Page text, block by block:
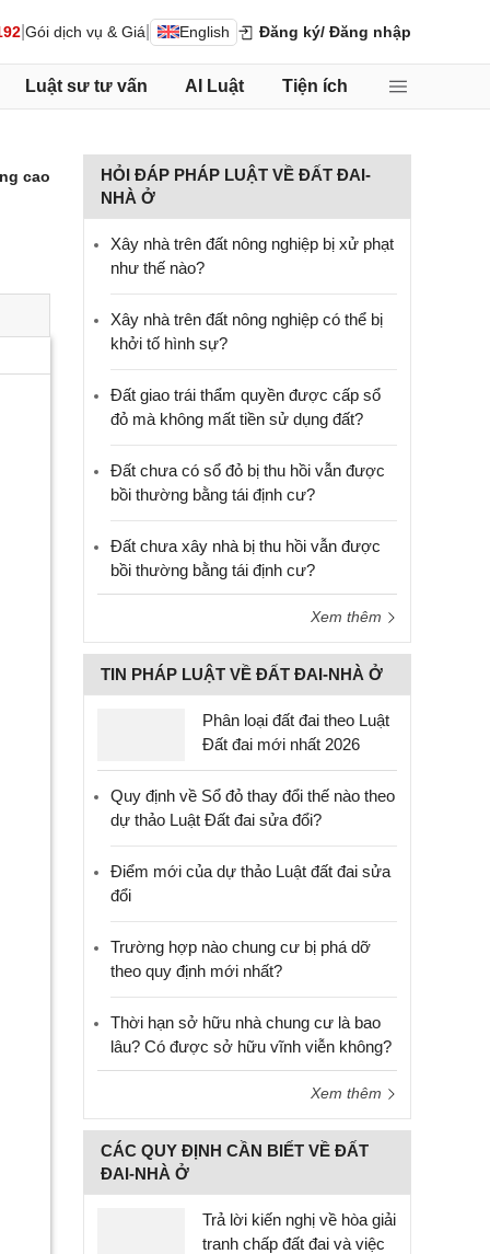
Gói dịch vụ & Giá English Đăng ký/ Đăng nhập
Luật sư tư vấn AI Luật Tiện ích
cao
HỎI ĐÁP PHÁP LUẬT VỀ ĐẤT ĐAI-
NHÀ Ở
Xây nhà trên đất nông nghiệp bị xử phạt
như thế nào?
Xây nhà trên đất nông nghiệp có thể bị
khởi tố hình sự?
Đất giao trái thẩm quyền được cấp sổ
đỏ mà không mất tiền sử dụng đất?
Đất chưa có sổ đỏ bị thu hồi vẫn được
bồi thường bằng tái định cư?
Đất chưa xây nhà bị thu hồi vẫn được
bồi thường bằng tái định cư?
Xem thêm
TIN PHÁP LUẬT VỀ ĐẤT ĐAI-NHÀ Ở
Phân loại đất đai theo Luật
Đất đai mới nhất 2026
Quy định về Sổ đỏ thay đổi thế nào theo
dự thảo Luật Đất đai sửa đổi?
Điểm mới của dự thảo Luật đất đai sửa
đổi
Trường hợp nào chung cư bị phá dỡ
theo quy định mới nhất?
Thời hạn sở hữu nhà chung cư là bao
lâu? Có được sở hữu vĩnh viễn không?
Xem thêm
CÁC QUY ĐỊNH CẦN BIẾT VỀ ĐẤT
ĐAI-NHÀ Ở
Trả lời kiến nghị về hòa giải
tranh chấp đất đai và việc